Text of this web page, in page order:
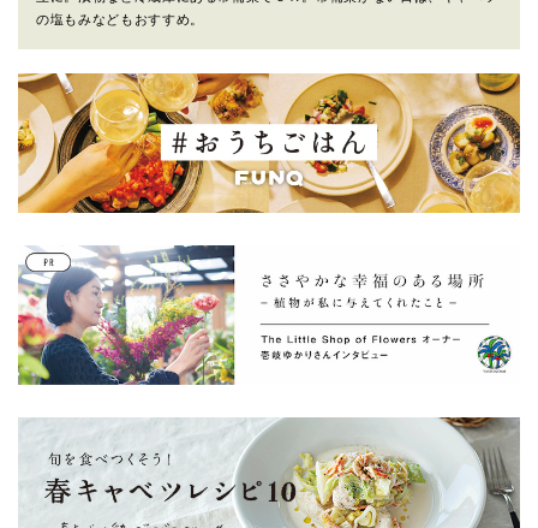
の塩もみなどもおすすめ。